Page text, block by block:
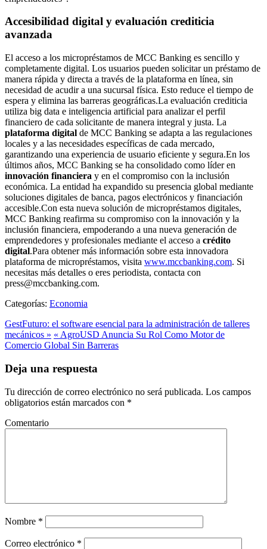
Accesibilidad digital y evaluación crediticia
avanzada
El acceso a los micropréstamos de MCC Banking es sencillo y
completamente digital. Los usuarios pueden solicitar un préstamo de
manera rápida y directa a través de la plataforma en línea, sin
necesidad de acudir a una sucursal física. Esto reduce el tiempo de
espera y elimina las barreras geográficas.La evaluación crediticia
utiliza big data e inteligencia artificial para analizar el perfil
financiero de cada solicitante de manera integral y justa. La
plataforma digital de MCC Banking se adapta a las regulaciones
locales y a las necesidades específicas de cada mercado,
garantizando una experiencia de usuario eficiente y segura.En los
últimos años, MCC Banking se ha consolidado como líder en
innovación financiera y en el compromiso con la inclusión
económica. La entidad ha expandido su presencia global mediante
soluciones digitales de banca, pagos electrónicos y financiación
accesible.Con esta nueva solución de micropréstamos digitales,
MCC Banking reafirma su compromiso con la innovación y la
inclusión financiera, empoderando a una nueva generación de
emprendedores y profesionales mediante el acceso a crédito
digital.Para obtener más información sobre esta innovadora
plataforma de micropréstamos, visita www.mccbanking.com. Si
necesitas más detalles o eres periodista, contacta con
press@mccbanking.com.
Categorías: Economia
GestFuturo: el software esencial para la administración de talleres
mecánicos » « AgroUSD Anuncia Su Rol Como Motor de
Comercio Global Sin Barreras
Deja una respuesta
Tu dirección de correo electrónico no será publicada. Los campos
obligatorios están marcados con *
Comentario
Nombre *
Correo electrónico *